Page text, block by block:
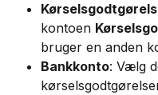
kontoen
bruger en anden
Bankkonto: Vælg